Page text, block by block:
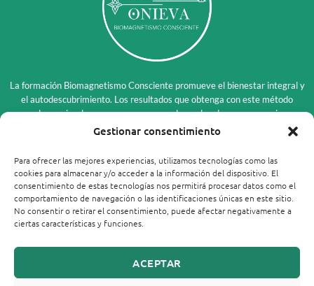
Gestionar consentimiento
Para ofrecer las mejores experiencias, utilizamos tecnologías como las
cookies para almacenar y/o acceder a la información del dispositivo. El
consentimiento de estas tecnologías nos permitirá procesar datos como el
comportamiento de navegación o las identificaciones únicas en este sitio.
No consentir o retirar el consentimiento, puede afectar negativamente a
ciertas características y funciones.
ACEPTAR
La formación Biomagnetismo Consciente promueve el bienestar integral y
el autodescubrimiento. Los resultados que obtenga con este método
pueden variar de persona a persona y dependen de su compromiso y
circunstancias individuales. Esta disciplina es complementaria y no
profesional médico. Para conocer todos los límites y exclusiones de
responsabilidad, lea nuestroAviso Legal.
Carmen Onieva © 2026